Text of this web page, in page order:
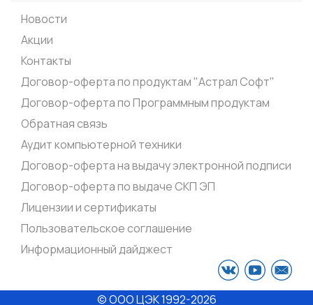
Новости
Акции
Контакты
Договор-оферта по продуктам "Астрал Софт"
Договор-оферта по Программным продуктам
Обратная связь
Аудит компьютерной техники
Договор-оферта на выдачу электронной подписи
Договор-оферта по выдаче СКП ЭП
Лицензии и сертификаты
Пользовательское соглашение
Информационный дайджест
© ООО ЦЭК1992-2026